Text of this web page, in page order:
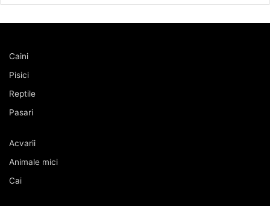
Caini
Pisici
Reptile
Pasari
Acvarii
Animale mici
Cai